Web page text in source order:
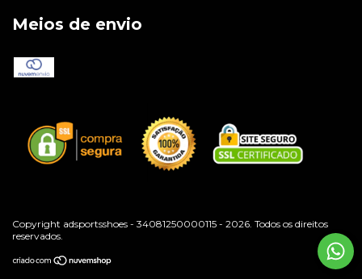
Meios de envio
Copyright adsportsshoes - 34081250000115 - 2026. Todos os direitos
reservados.